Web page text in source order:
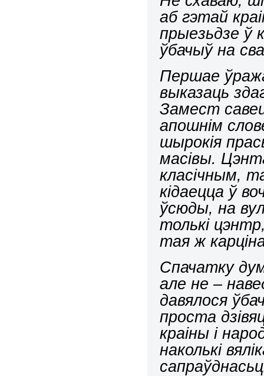
аб гэтай
прыезьдзе ў
ўбачыў на
Першае
выказаць
Замест
апошнім
шырокія
масівы.
класічным,
кідаецца ў
ўсюды, на
толькі
тая ж
Спачатку
але не –
давялося
проста
краіны і
наколькі